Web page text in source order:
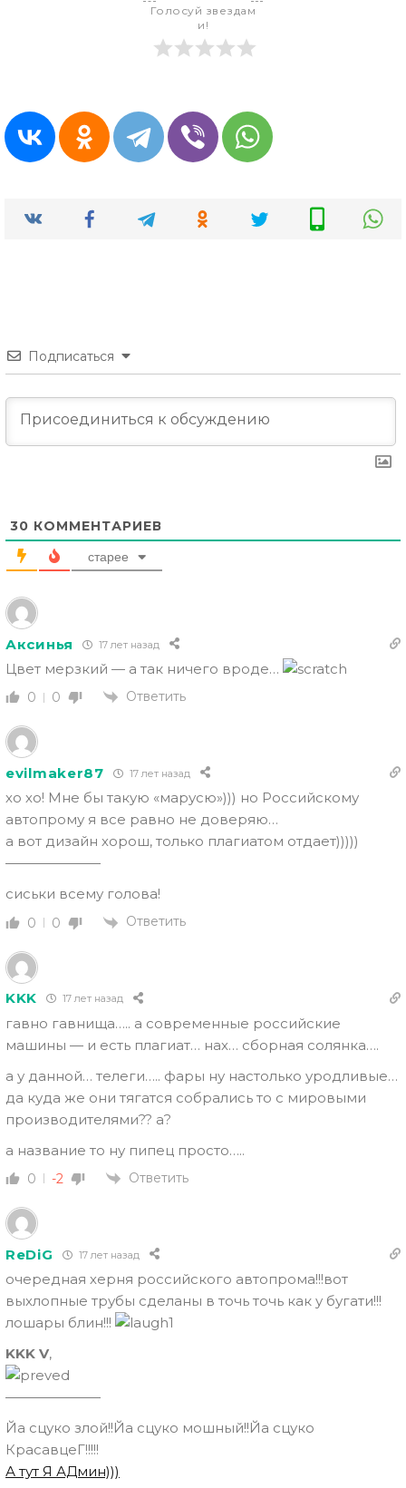
Голосуй звездам
и!
Подписаться
30 КОММЕНТАРИЕВ
старее
Аксинья 17 лет назад
Цвет мерзкий — а так ничего вроде…
0 0 Ответить
evilmaker87 17 лет назад
хо хо! Мне бы такую «марусю»))) но Российскому
автопрому я все равно не доверяю…
а вот дизайн хорош, только плагиатом отдает)))))
———————
сиськи всему голова!
0 0 Ответить
KKK 17 лет назад
гавно гавнища….. а современные российские
машины — и есть плагиат… нах… сборная солянка….
а у данной… телеги….. фары ну настолько уродливые…
да куда же они тягатся собрались то с мировыми
производителями?? а?
а название то ну пипец просто…..
0 -2 Ответить
ReDiG 17 лет назад
очередная херня российского автопрома!!!вот
выхлопные трубы сделаны в точь точь как у бугати!!!
лошары блин!!!
KKK V,
———————
Йа сцуко злой!!Йа сцуко мошный!!Йа сцуко
КрасавцеГ!!!!!
А тут Я АДмин)))